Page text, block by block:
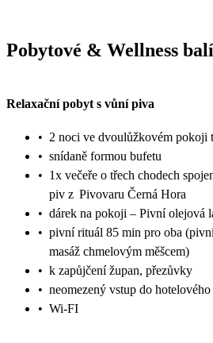
Pobytové & Wellness
Relaxační pobyt s vůní piva
• 2 noci ve dvoulůžkovém pokoji
• snídaně formou bufetu
• 1x večeře o třech chodech
piv z Pivovaru Černá Hora
• dárek na pokoji – Pivní olejová
• pivní rituál 85 min pro oba
masáž chmelovým měšcem)
• k zapůjčení župan, přezůvky
• neomezený vstup do
• Wi-FI